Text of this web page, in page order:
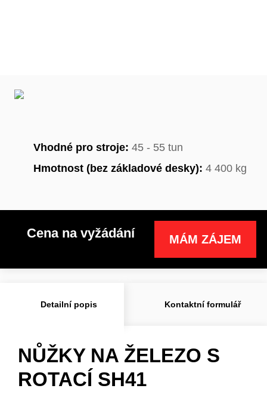
Vhodné pro stroje: 45 - 55 tun
Hmotnost (bez základové desky): 4 400 kg
Cena na vyžádání MÁM ZÁJEM
Detailní popis Kontaktní formulář
NŮŽKY NA ŽELEZO S
ROTACÍ SH41